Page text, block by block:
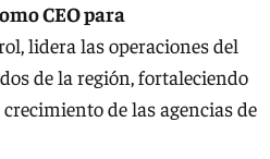
CEO para
lidera las operaciones del
de la región, fortaleciendo
de las agencias de